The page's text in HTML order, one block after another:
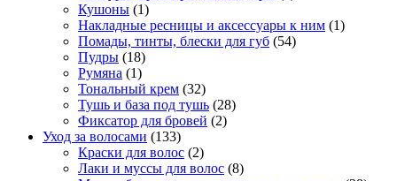
Кушоны (1)
Накладные ресницы и аксессуары к ним (1)
Помады, тинты, блески для губ (54)
Пудры (18)
Румяна (1)
Тональный крем (32)
Тушь и база под тушь (28)
Фиксатор для бровей (2)
Уход за волосами (133)
Краски для волос (2)
Лаки и муссы для волос (8)